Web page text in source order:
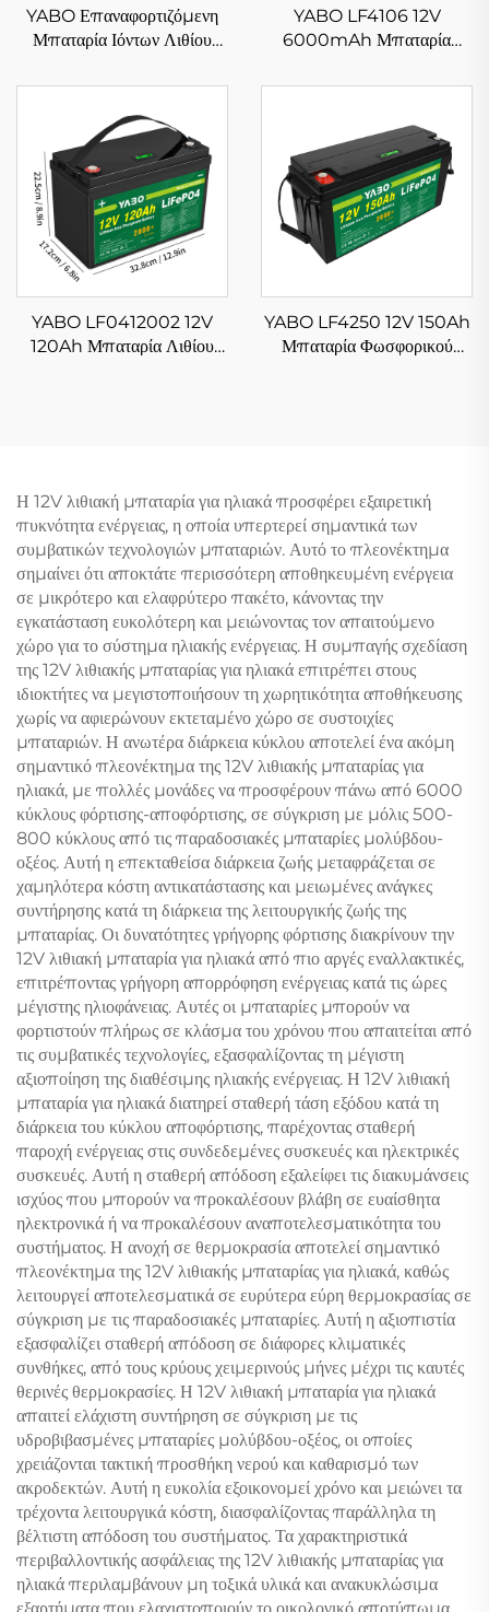
YABO Επαναφορτιζόμενη
Μπαταρία Ιόντων Λιθίου
17500mAh 64,75Wh
Συσσωρευτής Ιόντων Λιθίου
για Φορητό Υπολογιστή,
Σημειωτή και Άλλα
YABO LF4106 12V
6000mAh Μπαταρία
Επαναφορτιζόμενη
Σιδήρου Λιθίου 76,8Wh
Πολυεστιακή Μπαταρία
YABO LF0412002 12V
120Ah Μπαταρία Λιθίου
YABO LF4250 12V 150Ah
Μπαταρία Φωσφορικού
Η 12V λιθιακή μπαταρία για ηλιακά προσφέρει εξαιρετική
πυκνότητα ενέργειας, η οποία υπερτερεί σημαντικά των
συμβατικών τεχνολογιών μπαταριών. Αυτό το πλεονέκτημα
σημαίνει ότι αποκτάτε περισσότερη αποθηκευμένη ενέργεια
σε μικρότερο και ελαφρύτερο πακέτο, κάνοντας την
εγκατάσταση ευκολότερη και μειώνοντας τον απαιτούμενο
χώρο για το σύστημα ηλιακής ενέργειας. Η συμπαγής σχεδίαση
της 12V λιθιακής μπαταρίας για ηλιακά επιτρέπει στους
ιδιοκτήτες να μεγιστοποιήσουν τη χωρητικότητα αποθήκευσης
χωρίς να αφιερώνουν εκτεταμένο χώρο σε συστοιχίες
μπαταριών. Η ανωτέρα διάρκεια κύκλου αποτελεί ένα ακόμη
σημαντικό πλεονέκτημα της 12V λιθιακής μπαταρίας για
ηλιακά, με πολλές μονάδες να προσφέρουν πάνω από 6000
κύκλους φόρτισης-αποφόρτισης, σε σύγκριση με μόλις 500-
800 κύκλους από τις παραδοσιακές μπαταρίες μολύβδου-
οξέος. Αυτή η επεκταθείσα διάρκεια ζωής μεταφράζεται σε
χαμηλότερα κόστη αντικατάστασης και μειωμένες ανάγκες
συντήρησης κατά τη διάρκεια της λειτουργικής ζωής της
μπαταρίας. Οι δυνατότητες γρήγορης φόρτισης διακρίνουν την
12V λιθιακή μπαταρία για ηλιακά από πιο αργές εναλλακτικές,
επιτρέποντας γρήγορη απορρόφηση ενέργειας κατά τις ώρες
μέγιστης ηλιοφάνειας. Αυτές οι μπαταρίες μπορούν να
φορτιστούν πλήρως σε κλάσμα του χρόνου που απαιτείται από
τις συμβατικές τεχνολογίες, εξασφαλίζοντας τη μέγιστη
αξιοποίηση της διαθέσιμης ηλιακής ενέργειας. Η 12V λιθιακή
μπαταρία για ηλιακά διατηρεί σταθερή τάση εξόδου κατά τη
διάρκεια του κύκλου αποφόρτισης, παρέχοντας σταθερή
παροχή ενέργειας στις συνδεδεμένες συσκευές και ηλεκτρικές
συσκευές. Αυτή η σταθερή απόδοση εξαλείφει τις διακυμάνσεις
ισχύος που μπορούν να προκαλέσουν βλάβη σε ευαίσθητα
ηλεκτρονικά ή να προκαλέσουν αναποτελεσματικότητα του
συστήματος. Η ανοχή σε θερμοκρασία αποτελεί σημαντικό
πλεονέκτημα της 12V λιθιακής μπαταρίας για ηλιακά, καθώς
λειτουργεί αποτελεσματικά σε ευρύτερα εύρη θερμοκρασίας σε
σύγκριση με τις παραδοσιακές μπαταρίες. Αυτή η αξιοπιστία
εξασφαλίζει σταθερή απόδοση σε διάφορες κλιματικές
συνθήκες, από τους κρύους χειμερινούς μήνες μέχρι τις καυτές
θερινές θερμοκρασίες. Η 12V λιθιακή μπαταρία για ηλιακά
απαιτεί ελάχιστη συντήρηση σε σύγκριση με τις
υδροβιβασμένες μπαταρίες μολύβδου-οξέος, οι οποίες
χρειάζονται τακτική προσθήκη νερού και καθαρισμό των
ακροδεκτών. Αυτή η ευκολία εξοικονομεί χρόνο και μειώνει τα
τρέχοντα λειτουργικά κόστη, διασφαλίζοντας παράλληλα τη
βέλτιστη απόδοση του συστήματος. Τα χαρακτηριστικά
περιβαλλοντικής ασφάλειας της 12V λιθιακής μπαταρίας για
ηλιακά περιλαμβάνουν μη τοξικά υλικά και ανακυκλώσιμα